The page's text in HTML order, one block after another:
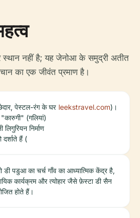
स्थान नहीं है; यह जेनोआ के समुद्री अतीत
का एक जीवंत प्रमाण है।
पेस्टल-रंग के घर
(गलियां)
लिगुरियन निर्माण
दर्शाते हैं (
leekstravel.com)।
डी पडुआ का चर्च गाँव का आध्यात्मिक केंद्र है,
कार्यक्रम और त्योहार जैसे फ़ेस्टा डी सैन
होते हैं।